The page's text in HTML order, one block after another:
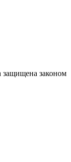
законом